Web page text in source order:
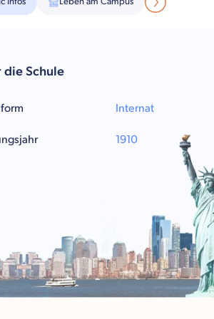
die Schule
Internat
1910